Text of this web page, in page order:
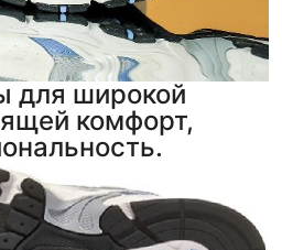
для широкой
комфорт,